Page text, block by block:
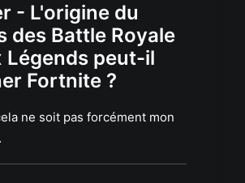
- L'origine du
des Battle Royale
Légends peut-il
Fortnite ?
ne soit pas forcément mon